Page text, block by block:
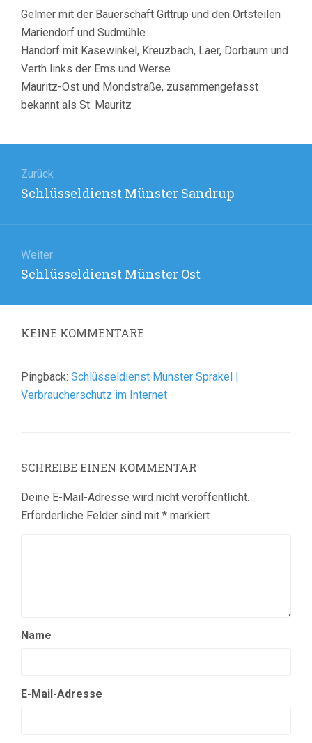
Gelmer mit der Bauerschaft Gittrup und den Ortsteilen
Mariendorf und Sudmühle
Handorf mit Kasewinkel, Kreuzbach, Laer, Dorbaum und
Verth links der Ems und Werse
Mauritz-Ost und Mondstraße, zusammengefasst
bekannt als St. Mauritz
Zurück
Vorheriger
Schlüsseldienst Münster Sandrup
Weiter
Nächster
Schlüsseldienst Münster Ost
KEINE KOMMENTARE
Pingback: Schlüsseldienst Münster Sprakel |
Verbraucherschutz im Internet
SCHREIBE EINEN KOMMENTAR
Deine E-Mail-Adresse wird nicht veröffentlicht.
Erforderliche Felder sind mit * markiert
Name
E-Mail-Adresse